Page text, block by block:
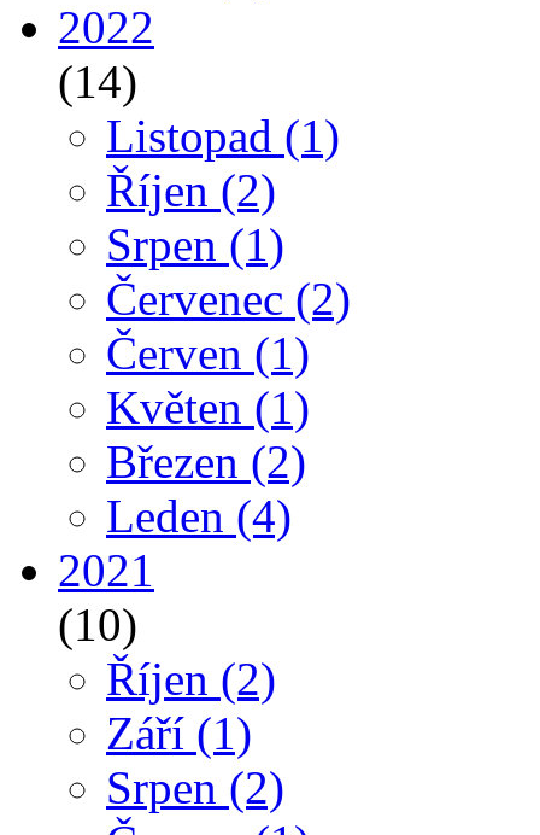
2022
(14)
Listopad (1)
Říjen (2)
Srpen (1)
Červenec (2)
Červen (1)
Květen (1)
Březen (2)
Leden (4)
2021
(10)
Říjen (2)
Září (1)
Srpen (2)